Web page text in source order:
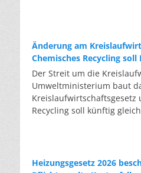
die Verfahren laufen heute
Halbjahresbilanz der
Muster: So viele
genehmigt, doch im ersten
nur rund zwei Gigawatt ans
liegt damit bei etwa 70
Zwischenziel von 84
eine immer länger
Änderung am
Chemisches Recycling
Der Streit um die
Umweltministerium baut
Kreislaufwirtschaftsgesetz
Recycling soll künftig
Novelle des
Heizungsgesetz 2026